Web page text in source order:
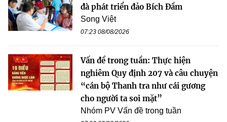
đà phát triển đảo Bích Đầm
Song Việt
07:23 08/08/2026
Vấn đề trong tuần: Thực hiện
nghiêm Quy định 207 và câu chuyện
“cán bộ Thanh tra như cái gương
cho người ta soi mặt”
Nhóm PV Vấn đề trong tuần